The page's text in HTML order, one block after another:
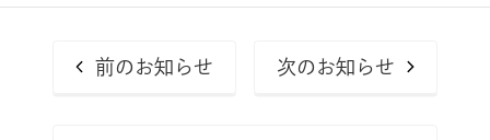
前のお知らせ 次のお知らせ